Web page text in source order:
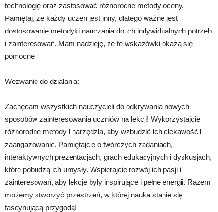
technologię oraz zastosować różnorodne metody oceny.
Pamiętaj, że każdy uczeń jest inny, dlatego ważne jest
dostosowanie metodyki nauczania do ich indywidualnych potrzeb
i zainteresowań. Mam nadzieję, że te wskazówki okażą się
pomocne
Wezwanie do działania:
Zachęcam wszystkich nauczycieli do odkrywania nowych
sposobów zainteresowania uczniów na lekcji! Wykorzystajcie
różnorodne metody i narzędzia, aby wzbudzić ich ciekawość i
zaangażowanie. Pamiętajcie o twórczych zadaniach,
interaktywnych prezentacjach, grach edukacyjnych i dyskusjach,
które pobudzą ich umysły. Wspierajcie rozwój ich pasji i
zainteresowań, aby lekcje były inspirujące i pełne energii. Razem
możemy stworzyć przestrzeń, w której nauka stanie się
fascynującą przygodą!